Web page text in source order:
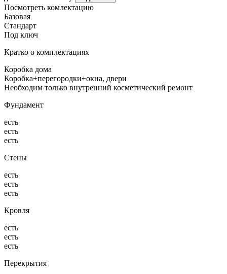
Посмотреть комлектацию
Базовая
Стандарт
Под ключ
Кратко о комплектациях
Коробка дома
Коробка+перегородки+окна, двери
Необходим только внутренний косметический ремонт
Фундамент
есть
есть
есть
Стены
есть
есть
есть
Кровля
есть
есть
есть
Перекрытия